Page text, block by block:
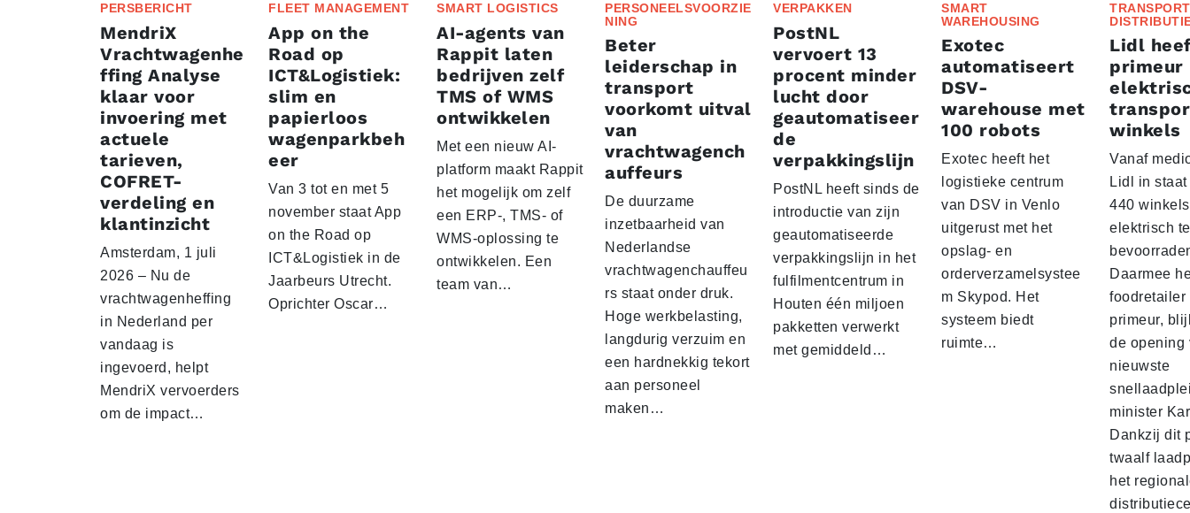
PERSBERICHT
MendriX
Vrachtwagenhe
ffing Analyse
klaar voor
invoering met
actuele
tarieven,
COFRET-
verdeling en
klantinzicht
Amsterdam, 1 juli
2026 – Nu de
vrachtwagenheffing
in Nederland per
vandaag is
ingevoerd, helpt
MendriX vervoerders
om de impact…
FLEET MANAGEMENT
App on the
Road op
ICT&Logistiek:
slim en
papierloos
wagenparkbeh
eer
Van 3 tot en met 5
november staat App
on the Road op
ICT&Logistiek in de
Jaarbeurs Utrecht.
Oprichter Oscar…
SMART LOGISTICS
AI-agents van
Rappit laten
bedrijven zelf
TMS of WMS
ontwikkelen
Met een nieuw AI-
platform maakt Rappit
het mogelijk om zelf
een ERP-, TMS- of
WMS-oplossing te
ontwikkelen. Een
team van…
PERSONEELSVOORZIE
NING
Beter
leiderschap in
transport
voorkomt uitval
van
vrachtwagench
auffeurs
De duurzame
inzetbaarheid van
Nederlandse
vrachtwagenchauffeu
rs staat onder druk.
Hoge werkbelasting,
langdurig verzuim en
een hardnekkig tekort
aan personeel
maken…
VERPAKKEN
PostNL
vervoert 13
procent minder
lucht door
geautomatiseer
de
verpakkingslijn
PostNL heeft sinds de
introductie van zijn
geautomatiseerde
verpakkingslijn in het
fulfilmentcentrum in
Houten één miljoen
pakketten verwerkt
met gemiddeld…
SMART
WAREHOUSING
Exotec
automatiseert
DSV-
warehouse met
100 robots
Exotec heeft het
logistieke centrum
van DSV in Venlo
uitgerust met het
opslag- en
orderverzamelsystee
m Skypod. Het
systeem biedt
ruimte…
Lidl
primeur
winkels
Vanaf
Lidl in
440 winkels
elektrisch te
Daarmee
foodretailer
primeur,
de opening
nieuwste
minister
Dankzij dit
twaalf
het